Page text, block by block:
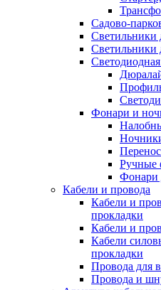
Садово-
Светильники
Светильники
Фонари и
Ручные
Фонари
Кабели и провода
Кабели и
прокладки
Кабели и
Кабели
прокладки
Провода для
Провода и